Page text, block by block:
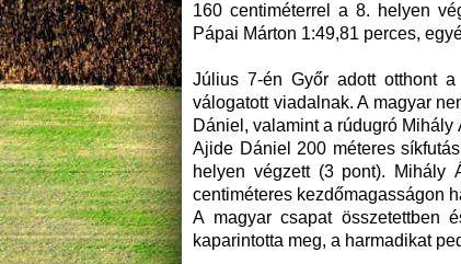
160 centiméterrel a 8. helyen
Pápai Márton 1:49,81 perces,
Július 7-én Győr adott otthont a
válogatott viadalnak. A magyar
Dániel, valamint a rúdugró Mihály
Ajide Dániel 200 méteres
helyen végzett (3 pont). Mihály
centiméteres kezdőmagasságon
A magyar csapat összetettben
kaparintotta meg, a harmadikat